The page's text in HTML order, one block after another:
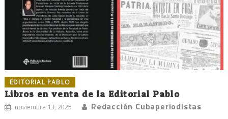
EDITORIAL PABLO
Libros en venta de la Editorial Pablo
noviembre 13, 2025 Redacción Cubaperiodistas